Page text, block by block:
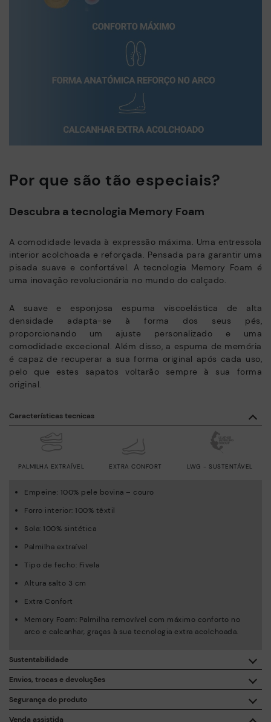
Por que são tão especiais?
Descubra a tecnologia Memory Foam
A comodidade levada à expressão máxima. Uma entressola
interior acolchoada e reforçada. Pensada para garantir uma
pisada suave e confortável. A tecnologia Memory Foam é
uma inovação revolucionária no mundo do calçado.
A suave e esponjosa espuma viscoelástica de alta
densidade adapta-se à forma dos seus pés,
proporcionando um ajuste personalizado e uma
comodidade excecional. Além disso, a espuma de memória
é capaz de recuperar a sua forma original após cada uso,
pelo que estes sapatos voltarão sempre à sua forma
original.
Venda assistida
Segurança do produto
A segurança dos nossos produtos é importantes para nós. E a
Características tecnicas
PALMILHA EXTRAÍVEL EXTRA CONFORT LWG - SUSTENTÁVEL
Empeine: 100% pele bovina – couro
Forro interior: 100% têxtil
Sola: 100% sintética
Palmilha extraível
Tipo de fecho: Fivela
Altura salto 3 cm
Extra Confort
Memory Foam: Palmilha removível com máximo conforto no
arco e calcanhar, graças à sua tecnologia extra acolchoada.
Envios, trocas e devoluções
Entrega gratuita a partir de 50 € de compras.
Sustentabilidade
Com a compra deste produto está a apoiar a fabricação
responsável da pele através do Leather Working Group.
ISO 14006 Ecodesign: A nossa coleção foi desenhada